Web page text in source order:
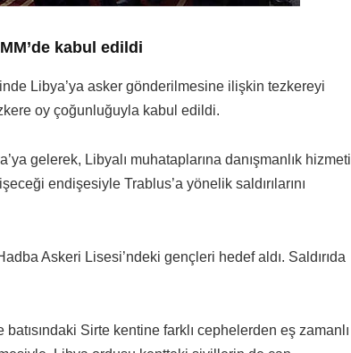
kabul edildi
Libya’ya asker gönderilmesine ilişkin tezkereyi
oy çoğunluğuyla kabul edildi.
gelerek, Libyalı muhataplarına danışmanlık hizmeti
endişesiyle Trablus’a yönelik saldırılarını
Askeri Lisesi’ndeki gençleri hedef aldı. Saldırıda
Sirte kentine farklı cephelerden eş zamanlı